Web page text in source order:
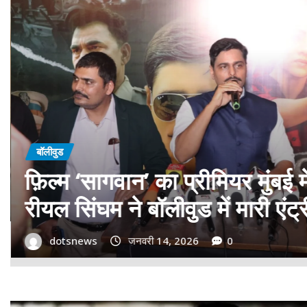
बॉलीवुड
गोवा मुख्यमंत्री डॉ. प्रमोद सावंत का
बड़ा समर्थन; पोस्टर विमोचन कर
गोदान की टीम का बढ़ाया मान!
dotsnews जनवरी 9, 2026 0